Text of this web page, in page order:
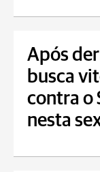
Após
busca
contra o
nesta